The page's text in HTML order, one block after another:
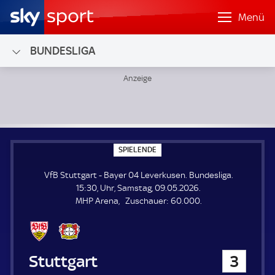
Menü
BUNDESLIGA
SPIELENDE
P
E
L
E
N
VfB Stuttgart - Bayer 04 Leverkusen. Bundesliga.
15:30, Uhr, Samstag, 09.05.2026.
MHP Arena
Zuschauer: Z
60.000.
VfB Stuttgart 3